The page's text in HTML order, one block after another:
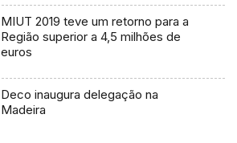
MIUT 2019 teve um retorno para a
Região superior a 4,5 milhões de
euros
Deco inaugura delegação na
Madeira